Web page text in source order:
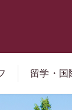
留学・国